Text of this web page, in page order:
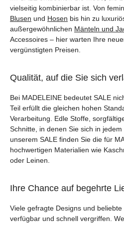
vielseitig kombinierbar ist. Von
Blusen und Hosen bis hin zu
außergewöhnlichen Mänteln und
Accessoires – hier warten Ihre
vergünstigten Preisen.
Qualität, auf die Sie sich
Bei MADELEINE bedeutet SALE
Teil erfüllt die gleichen hohen
Verarbeitung. Edle Stoffe,
Schnitte, in denen Sie sich in
unserem SALE finden Sie die für
hochwertigen Materialien wie
oder Leinen.
Ihre Chance auf begehrte
Viele gefragte Designs und
verfügbar und schnell vergriffen.